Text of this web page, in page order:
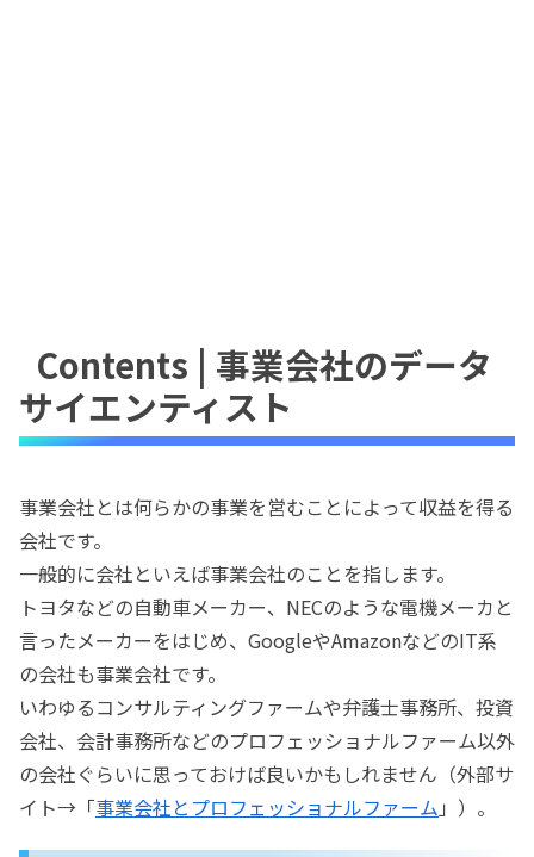
Contents | 事業会社のデータ
サイエンティスト
事業会社とは何らかの事業を営むことによって収益を得る
会社です。
一般的に会社といえば事業会社のことを指します。
トヨタなどの自動車メーカー、NECのような電機メーカと
言ったメーカーをはじめ、GoogleやAmazonなどのIT系
の会社も事業会社です。
いわゆるコンサルティングファームや弁護士事務所、投資
会社、会計事務所などのプロフェッショナルファーム以外
の会社ぐらいに思っておけば良いかもしれません（外部サ
イト→「事業会社とプロフェッショナルファーム 」）。